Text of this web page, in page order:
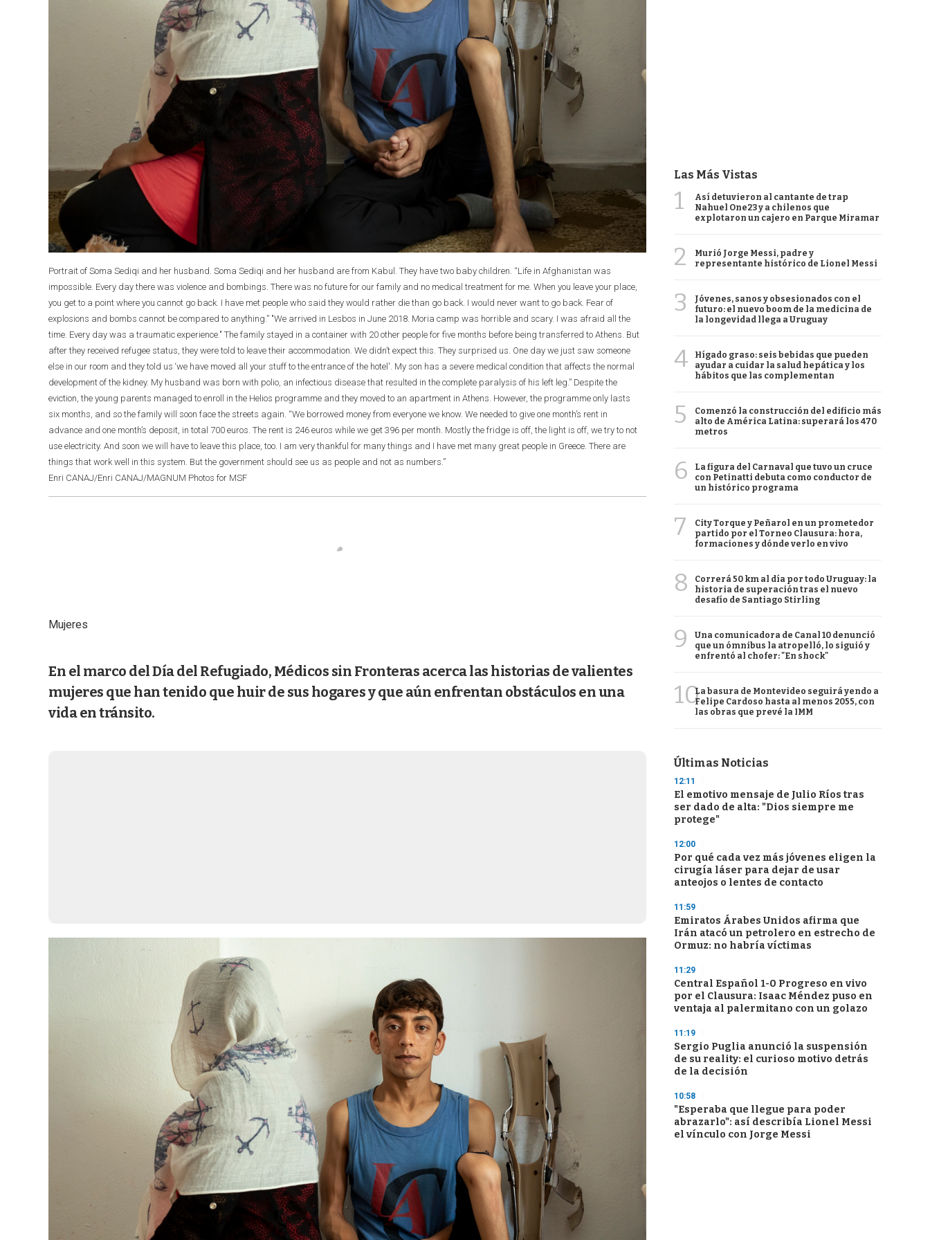
Portrait of Soma Sediqi and her husband. Soma Sediqi and her husband are from Kabul. They have two baby children. “Life in Afghanistan was
impossible. Every day there was violence and bombings. There was no future for our family and no medical treatment for me. When you leave your place,
you get to a point where you cannot go back. I have met people who said they would rather die than go back. I would never want to go back. Fear of
explosions and bombs cannot be compared to anything.” "We arrived in Lesbos in June 2018. Moria camp was horrible and scary. I was afraid all the
time. Every day was a traumatic experience." The family stayed in a container with 20 other people for five months before being transferred to Athens. But
after they received refugee status, they were told to leave their accommodation. We didn’t expect this. They surprised us. One day we just saw someone
else in our room and they told us ‘we have moved all your stuff to the entrance of the hotel'. My son has a severe medical condition that affects the normal
development of the kidney. My husband was born with polio, an infectious disease that resulted in the complete paralysis of his left leg.” Despite the
eviction, the young parents managed to enroll in the Helios programme and they moved to an apartment in Athens. However, the programme only lasts
six months, and so the family will soon face the streets again. “We borrowed money from everyone we know. We needed to give one month’s rent in
advance and one month’s deposit, in total 700 euros. The rent is 246 euros while we get 396 per month. Mostly the fridge is off, the light is off, we try to not
use electricity. And soon we will have to leave this place, too. I am very thankful for many things and I have met many great people in Greece. There are
things that work well in this system. But the government should see us as people and not as numbers.”
Enri CANAJ/Enri CANAJ/MAGNUM Photos for MSF
Mujeres
En el marco del Día del Refugiado, Médicos sin Fronteras acerca las historias de valientes
mujeres que han tenido que huir de sus hogares y que aún enfrentan obstáculos en una
vida en tránsito.
Las Más Vistas
1
Así detuvieron al cantante de trap
Nahuel One23 y a chilenos que
explotaron un cajero en Parque Miramar
2
Murió Jorge Messi, padre y
representante histórico de Lionel Messi
3
Jóvenes, sanos y obsesionados con el
futuro: el nuevo boom de la medicina de
la longevidad llega a Uruguay
4
Hígado graso: seis bebidas que pueden
ayudar a cuidar la salud hepática y los
hábitos que las complementan
5
Comenzó la construcción del edificio más
alto de América Latina: superará los 470
metros
6
La figura del Carnaval que tuvo un cruce
con Petinatti debuta como conductor de
un histórico programa
7
City Torque y Peñarol en un prometedor
partido por el Torneo Clausura: hora,
formaciones y dónde verlo en vivo
8
Correrá 50 km al día por todo Uruguay: la
historia de superación tras el nuevo
desafío de Santiago Stirling
9
Una comunicadora de Canal 10 denunció
que un ómnibus la atropelló, lo siguió y
enfrentó al chofer: "En shock"
10La basura de Montevideo seguirá yendo a
Felipe Cardoso hasta al menos 2055, con
las obras que prevé la IMM
Últimas Noticias
12:11
El emotivo mensaje de Julio Ríos tras
ser dado de alta: "Dios siempre me
protege"
12:00
Por qué cada vez más jóvenes eligen la
cirugía láser para dejar de usar
anteojos o lentes de contacto
11:59
Emiratos Árabes Unidos afirma que
Irán atacó un petrolero en estrecho de
Ormuz: no habría víctimas
11:29
Central Español 1-0 Progreso en vivo
por el Clausura: Isaac Méndez puso en
ventaja al palermitano con un golazo
11:19
Sergio Puglia anunció la suspensión
de su reality: el curioso motivo detrás
de la decisión
10:58
"Esperaba que llegue para poder
abrazarlo": así describía Lionel Messi
el vínculo con Jorge Messi